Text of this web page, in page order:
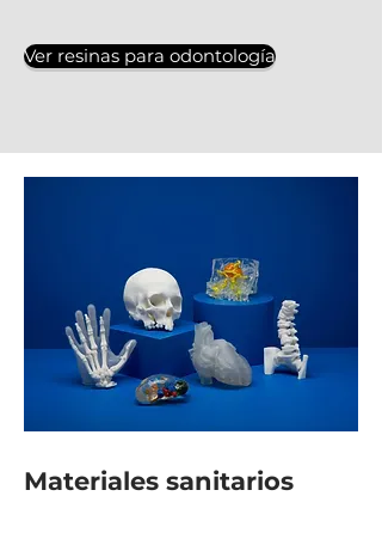
Ver resinas para odontología
Materiales sanitarios